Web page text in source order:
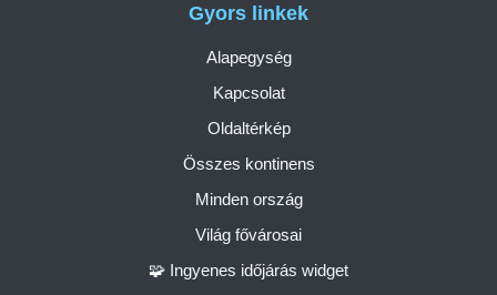
Gyors linkek
Alapegység
Kapcsolat
Oldaltérkép
Összes kontinens
Minden ország
Világ fővárosai
🧩 Ingyenes időjárás widget